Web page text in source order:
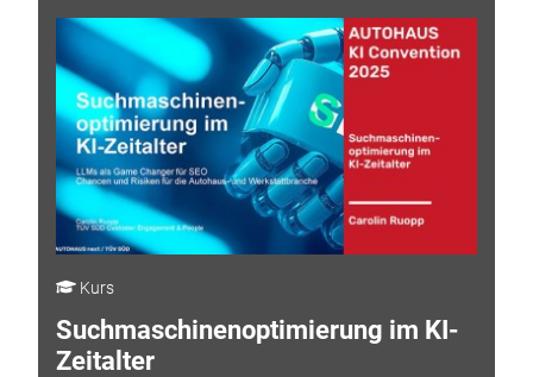
Kurs
Suchmaschinenoptimierung im KI-
Zeitalter